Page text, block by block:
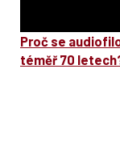
Proč se
téměř 70